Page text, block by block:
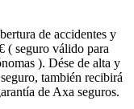
de accidentes y
( seguro válido para
). Dése de alta y
también recibirá
de Axa seguros.